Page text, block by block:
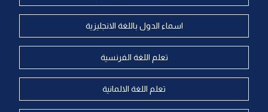
اسماء الدول باللغة الانجليزية
تعلم اللغة الفرنسية
تعلم اللغة الالمانية